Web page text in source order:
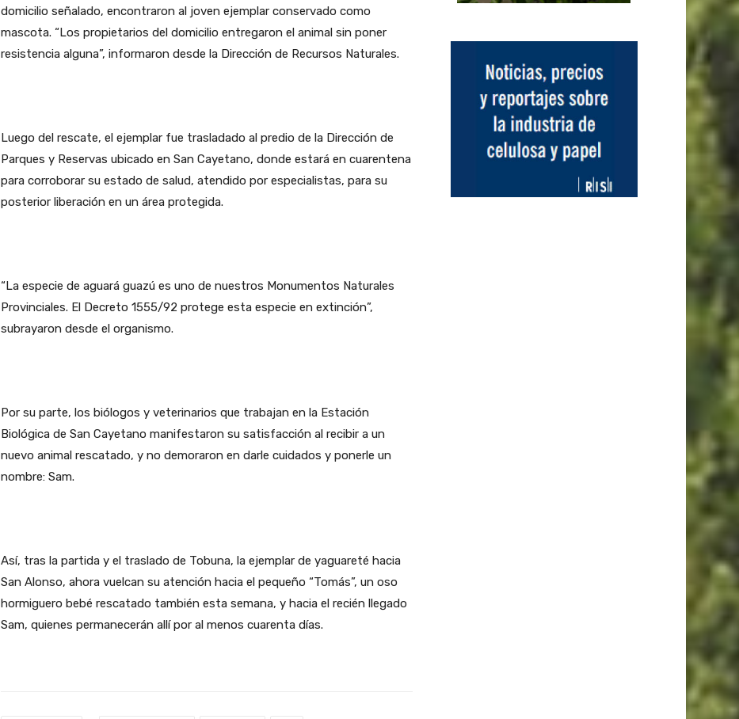
domicilio señalado, encontraron al joven ejemplar conservado como
mascota. “Los propietarios del domicilio entregaron el animal sin poner
resistencia alguna”, informaron desde la Dirección de Recursos Naturales.
Luego del rescate, el ejemplar fue trasladado al predio de la Dirección de
Parques y Reservas ubicado en San Cayetano, donde estará en cuarentena
para corroborar su estado de salud, atendido por especialistas, para su
posterior liberación en un área protegida.
“La especie de aguará guazú es uno de nuestros Monumentos Naturales
Provinciales. El Decreto 1555/92 protege esta especie en extinción”,
subrayaron desde el organismo.
Por su parte, los biólogos y veterinarios que trabajan en la Estación
Biológica de San Cayetano manifestaron su satisfacción al recibir a un
nuevo animal rescatado, y no demoraron en darle cuidados y ponerle un
nombre: Sam.
Así, tras la partida y el traslado de Tobuna, la ejemplar de yaguareté hacia
San Alonso, ahora vuelcan su atención hacia el pequeño “Tomás”, un oso
hormiguero bebé rescatado también esta semana, y hacia el recién llegado
Sam, quienes permanecerán allí por al menos cuarenta días.